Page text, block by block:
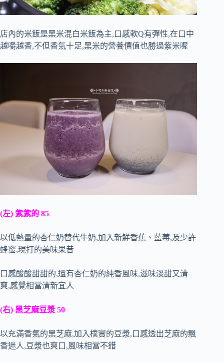
店內的米飯是黑米混白米飯為主,口感軟Q有彈性,在口中
越嚼越香,不但香氣十足,黑米的營養價值也勝過紫米喔
(左) 紫紫的 85
以低熱量的杏仁奶替代牛奶,加入新鮮香蕉、藍莓,及少許
蜂蜜,現打的美味果昔
口感酸酸甜甜的,還有杏仁奶的純香風味,滋味淡甜又清
爽,感覺相當清新宜人
(右) 黑芝麻豆漿 50
以充滿香氣的黑芝麻,加入樸實的豆漿,口感透出芝麻的飄
香迷人,豆漿也爽口,風味相當不錯